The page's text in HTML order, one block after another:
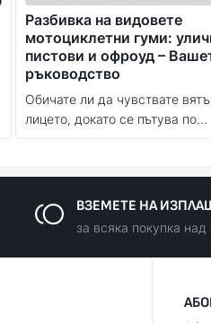
Разбивка на видовете
мотоциклетни гуми:
пистови и офроуд –
ръководство
Обичате ли да чувствате
лицето, докато се пътува по...
ВЗЕМЕТЕ НА
за всяка покупка над